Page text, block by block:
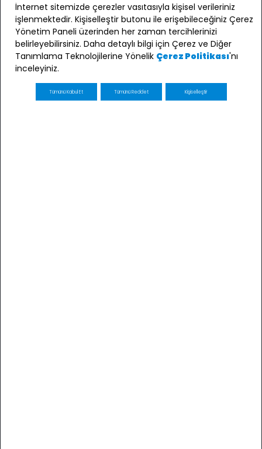
Bize Ulaşın
0 850 210 60 90
İnternet sitemizde çerezler vasıtasıyla kişisel verileriniz
işlenmektedir. Kişiselleştir butonu ile erişebileceğiniz Çerez
Yönetim Paneli üzerinden her zaman tercihlerinizi
belirleyebilirsiniz. Daha detaylı bilgi için Çerez ve Diğer
Tanımlama Teknolojilerine Yönelik Çerez Politikası'nı
inceleyiniz.
Tümünü Kabul Et Tümünü Reddet Kişiselleştir